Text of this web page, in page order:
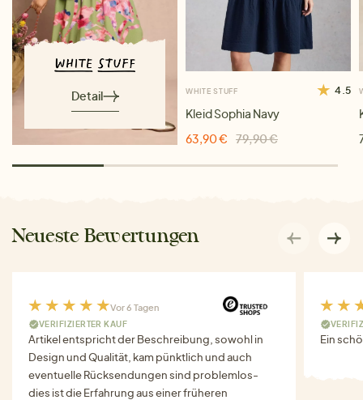
Detail WHITE STUFF 4.5
Kleid Sophia Navy
63,90 €
79,90 €
Neueste Bewertungen
Vor 6 Tagen
VERIFIZIERTER KAUF
Artikel entspricht der Beschreibung, sowohl in
Design und Qualität, kam pünktlich und auch
eventuelle Rücksendungen sind problemlos-
dies ist die Erfahrung aus einer früheren
Ein